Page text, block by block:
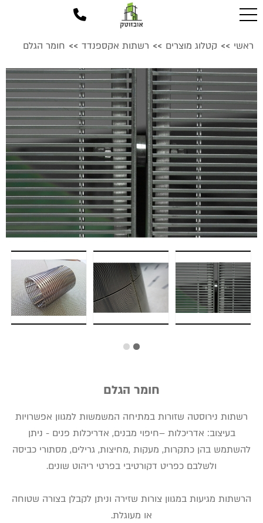
ראשי >> קטלוג מוצרים >> רשתות אקספנדד >> חומר הגלם
חומר הגלם
רשתות נירוסטה שזורות במתיחה המשמשות למגוון אפשרויות
בעיצוב: אדריכלות –חיפוי מבנים, אדריכלות פנים - ניתן
להשתמש בהן כתקרות, מעקות ,מחיצות, גרילים, מסתורי כביסה
ולשלבם כפריט דקורטיבי בפרטי ריהוט שונים.
הרשתות מגיעות במגוון צורות שזירה וניתן לקבלן בצורה שטוחה
או מעוגלת.